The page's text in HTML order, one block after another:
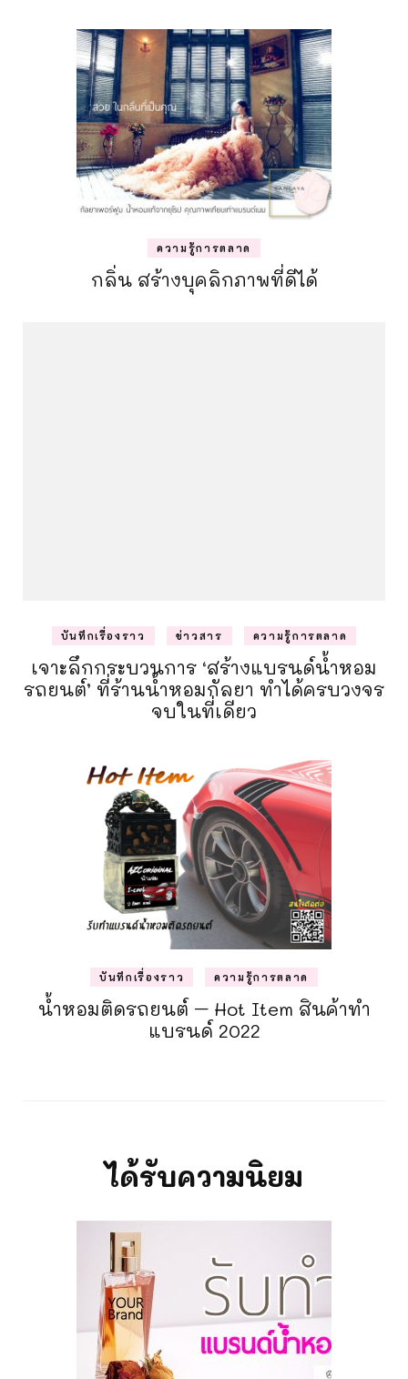
ความรู้การตลาด
กลิ่น สร้างบุคลิกภาพที่ดีได้
บันทึกเรื่องราว ข่าวสาร ความรู้การตลาด
เจาะลึกกระบวนการ ‘สร้างแบรนด์น้ำหอม
รถยนต์’ ที่ร้านน้ำหอมกัลยา ทำได้ครบวงจร
จบในที่เดียว
บันทึกเรื่องราว ความรู้การตลาด
น้ำหอมติดรถยนต์ – Hot Item สินค้าทำ
แบรนด์ 2022
ได้รับความนิยม